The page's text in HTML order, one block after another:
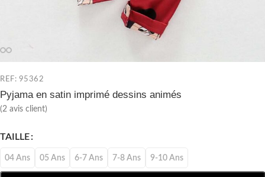
REF: 95362
Pyjama en satin imprimé dessins animés
(2 avis client)
TAILLE
04 Ans 05 Ans 6-7 Ans 7-8 Ans 9-10 Ans